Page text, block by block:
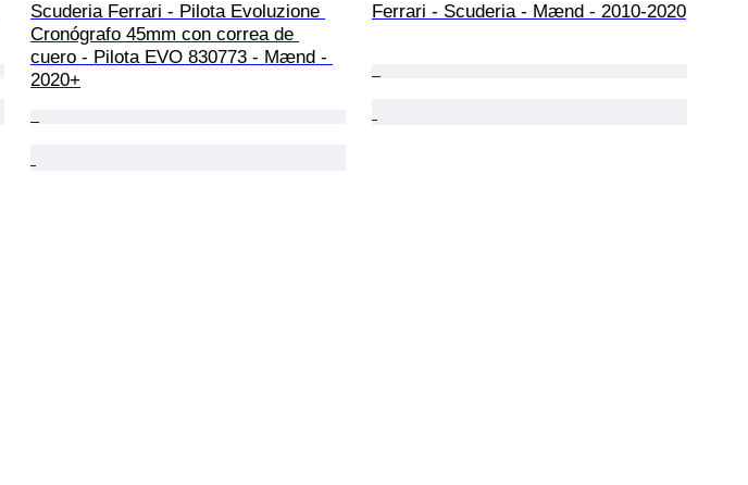
Scuderia Ferrari - Pilota Evoluzione
Cronógrafo 45mm con correa de
cuero - Pilota EVO 830773 - Mænd -
2020+
Ferrari - Scuderia - Mænd - 2010-2020